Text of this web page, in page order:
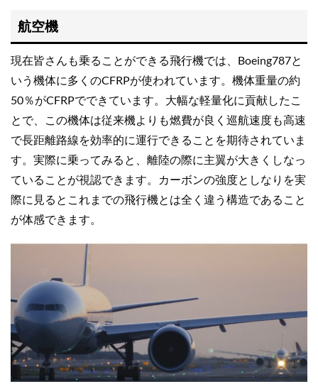
航空機
現在皆さんも乗ることができる飛行機では、Boeing787と
いう機体に多くのCFRPが使われています。機体重量の約
50％がCFRPでできています。大幅な軽量化に貢献したこ
とで、この機体は従来機よりも燃費が良く巡航速度も高速
で長距離路線を効率的に運行できることを期待されていま
す。実際に乗ってみると、離陸の際に主翼が大きくしなっ
ていることが視認できます。カーボンの強度としなりを実
際に見るとこれまでの飛行機とは全く違う構造であること
が体感できます。